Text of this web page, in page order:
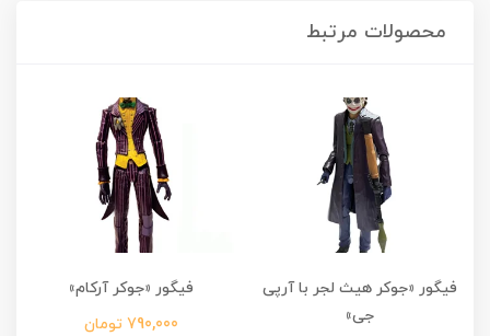
محصولات مرتبط
فیگور «جوکر هیث لجر با آرپی
جی»
فیگور «جوکر آرکام»
790,000 تومان